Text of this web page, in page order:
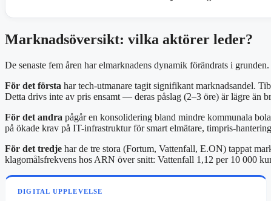
Marknadsöversikt: vilka aktörer leder?
De senaste fem åren har elmarknadens dynamik förändrats i
För det första har tech-utmanare tagit signifikant marknadsandel.
Detta drivs inte av pris ensamt — deras påslag (2–3 öre) är lägre än
För det andra pågår en konsolidering bland mindre kommunala
på ökade krav på IT-infrastruktur för smart elmätare, timpris-
För det tredje har de tre stora (Fortum, Vattenfall, E.ON) tappat
klagomålsfrekvens hos ARN över snitt: Vattenfall 1,12 per 10 000
DIGITAL UPPLEVELSE